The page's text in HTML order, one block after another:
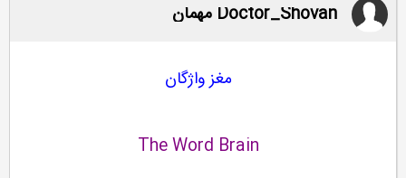
Doctor_Shovan مهمان
مغز واژگان
The Word Brain